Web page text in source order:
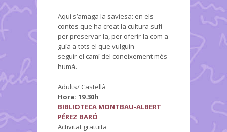
Aquí s’amaga la saviesa: en els
contes que ha creat la cultura sufí
per preservar-la, per oferir-la com a
guía a tots el que vulguin
seguir el camí del coneixement més
humà.
Adults/ Castellà
Hora: 19.30h
BIBLIOTECA MONTBAU-ALBERT
PÉREZ BARÓ
Activitat gratuïta